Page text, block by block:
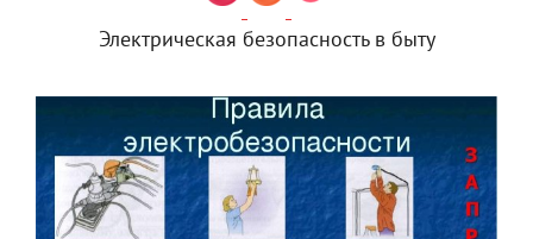
Электрическая безопасность в быту